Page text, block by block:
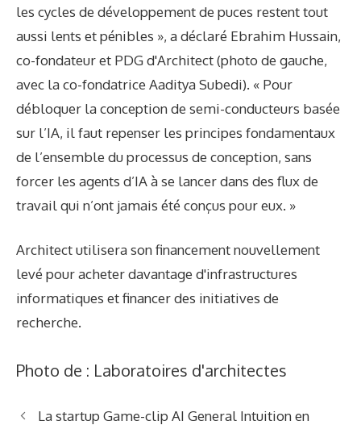
les cycles de développement de puces restent tout
aussi lents et pénibles », a déclaré Ebrahim Hussain,
co-fondateur et PDG d'Architect (photo de gauche,
avec la co-fondatrice Aaditya Subedi). « Pour
débloquer la conception de semi-conducteurs basée
sur l’IA, il faut repenser les principes fondamentaux
de l’ensemble du processus de conception, sans
forcer les agents d’IA à se lancer dans des flux de
travail qui n’ont jamais été conçus pour eux. »
Architect utilisera son financement nouvellement
levé pour acheter davantage d'infrastructures
informatiques et financer des initiatives de
recherche.
Photo de : Laboratoires d'architectes
La startup Game-clip AI General Intuition en